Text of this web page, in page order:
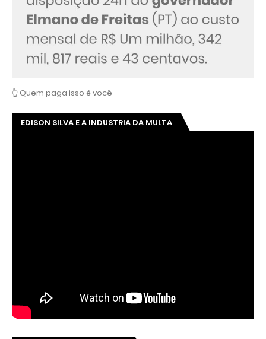
👆 Quem paga isso é você
EDISON SILVA E A INDUSTRIA DA MULTA